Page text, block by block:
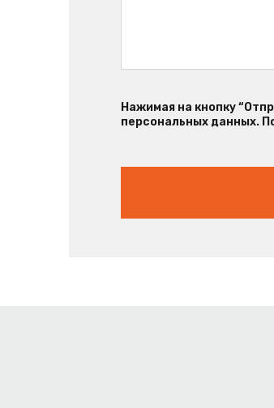
Нажимая на кнопку
персональных данных.